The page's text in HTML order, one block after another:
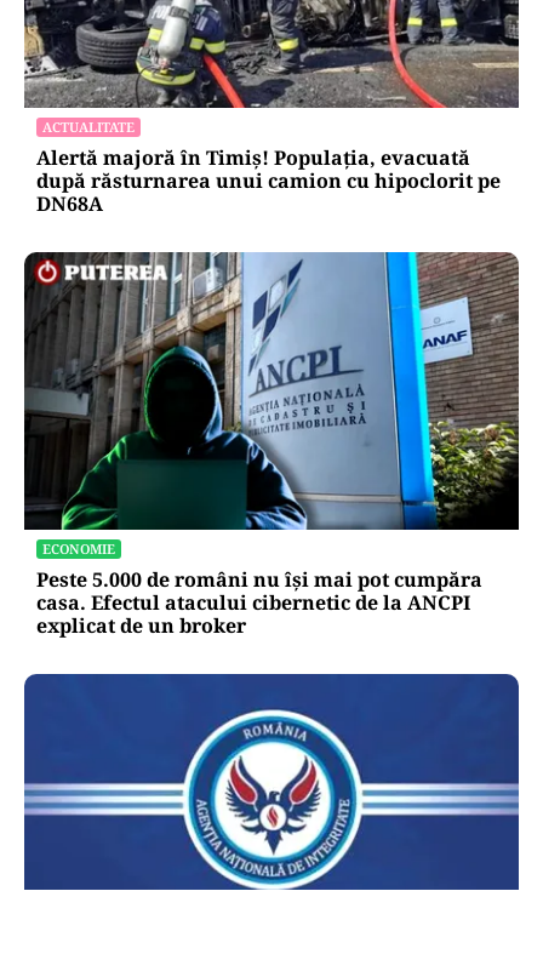
ACTUALITATE
Alertă majoră în Timiș! Populația, evacuată
după răsturnarea unui camion cu hipoclorit pe
DN68A
ECONOMIE
Peste 5.000 de români nu își mai pot cumpăra
casa. Efectul atacului cibernetic de la ANCPI
explicat de un broker